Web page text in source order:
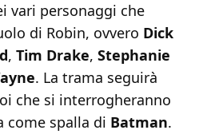
vari personaggi che
di Robin, ovvero Dick
, Tim Drake, Stephanie
. La trama seguirà
che si interrogheranno
come spalla di Batman.